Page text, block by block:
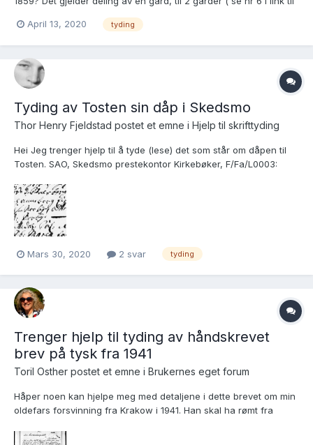
full oversikt. https://media.digitalarkivet.no/view/19894/238
April 13, 2020 tyding
Tyding av Tosten sin dåp i Skedsmo
Thor Henry Fjeldstad postet et emne i Hjelp til skrifttyding
Hei Jeg trenger hjelp til å tyde (lese) det som står om dåpen til
Tosten. SAO, Skedsmo prestekontor Kirkebøker, F/Fa/L0003:
Brukslenke for sidevisning:
https://www.digitalarkivet.no/kb20061101040440
Mars 30, 2020 2 svar tyding
Trenger hjelp til tyding av håndskrevet
brev på tysk fra 1941
Toril Osther postet et emne i Brukernes eget forum
Håper noen kan hjelpe meg med detaljene i dette brevet om min
oldefars forsvinning fra Krakow i 1941. Han skal ha rømt fra
Heinrich Natanson ........ Jeg ser at datteren Janina Sarowa (Sare)